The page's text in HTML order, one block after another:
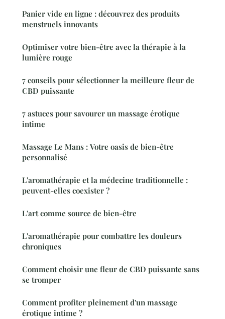
Panier vide en ligne : découvrez des produits
menstruels innovants
Optimiser votre bien-être avec la thérapie à la
lumière rouge
7 conseils pour sélectionner la meilleure fleur de
CBD puissante
7 astuces pour savourer un massage érotique
intime
Massage Le Mans : Votre oasis de bien-être
personnalisé
L'aromathérapie et la médecine traditionnelle :
peuvent-elles coexister ?
L'art comme source de bien-être
L'aromathérapie pour combattre les douleurs
chroniques
Comment choisir une fleur de CBD puissante sans
se tromper
Comment profiter pleinement d'un massage
érotique intime ?